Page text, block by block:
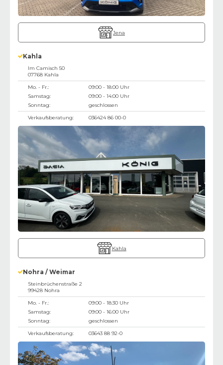
Jena
Kahla
Im Camisch 50
07768 Kahla
Mo. - Fr.:
09:00 - 18:00 Uhr
Samstag:
09:00 - 14:00 Uhr
Sonntag:
geschlossen
Verkaufsberatung:
036424 86 00-0
Kahla
Nohra / Weimar
Steinbrüchenstraße 2
99428 Nohra
Mo. - Fr.:
09:00 - 18:30 Uhr
Samstag:
09:00 - 16:00 Uhr
Sonntag:
geschlossen
Verkaufsberatung:
03643 88 92-0